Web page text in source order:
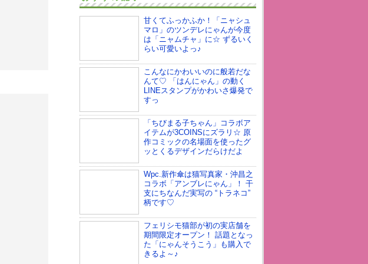
甘くてふっかふか！「ニャシュ
マロ」のツンデレにゃんが今度
は「ニャムチャ」に☆ ずるいく
らい可愛いよっ♪
こんなにかわいいのに般若だな
んて♡ 「はんにゃん」の動く
LINEスタンプがかわいさ爆発で
すっ
「ちびまる子ちゃん」コラボア
イテムが3COINSにズラリ☆ 原
作コミックの名場面を使ったグ
ッとくるデザインだらけだよ
Wpc.新作傘は猫写真家・沖昌之
コラボ「アンブレにゃん」！ 干
支にちなんだ実写の “トラネコ”
柄です♡
フェリシモ猫部が初の実店舗を
期間限定オープン！ 話題となっ
た「にゃんそうこう」も購入で
きるよ～♪